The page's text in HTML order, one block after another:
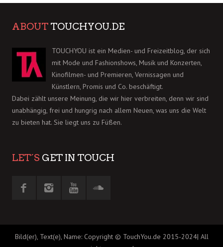
ABOUT TOUCHYOU.DE
TOUCHYOU ist ein Medien- und Freizeitblog, der sich
mit Mode und Fashionshows, Musik und Konzerten,
Kinofilmen- und Premieren, Vernissagen und
Künstlern, Promis und Co. beschäftigt.
Dabei zählt unsere Meinung, die wir hier verbreiten, denn wir sind
unabhängig, frei und hungrig nach allem Neuen, was uns die Welt
zu bieten hat. Sie liegt uns zu Füßen.
LET´S GET IN TOUCH
Bild(er), Text(e), Name: Copyright © TouchYou.de 2015-2024| All